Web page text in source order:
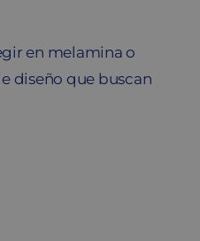
en melamina o
diseño que buscan